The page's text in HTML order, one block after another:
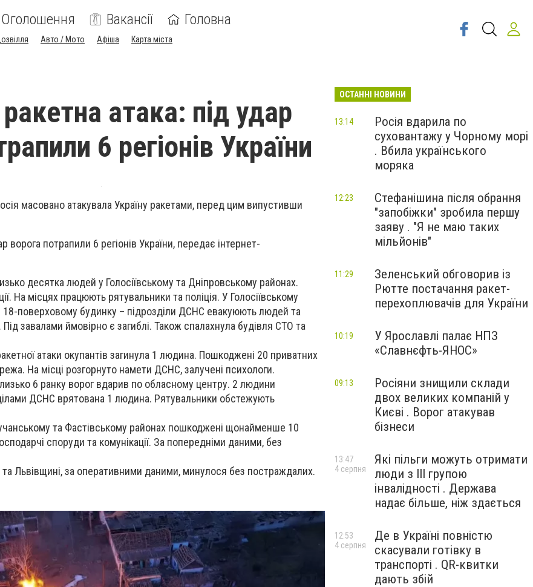
Оголошення Вакансії Головна
Авто / Мото Афіша Карта міста
атака: під удар
6 регіонів України
масовано атакувала Україну ракетами, перед цим випустивши
потрапили 6 регіонів України, передає інтернет-
десятка людей у Голосіївському та Дніпровському районах.
На місцях працюють рятувальники та поліція. У Голосіївському
18-поверховому будинку – підрозділи ДСНС евакуюють людей та
завалами ймовірно є загиблі. Також спалахнула будівля СТО та
атаки окупантів загинула 1 людина. Пошкоджені 20 приватних
На місці розгорнуто намети ДСНС, залучені психологи.
6 ранку ворог вдарив по обласному центру. 2 людини
ДСНС врятована 1 людина. Рятувальники обстежують
та Фастівському районах пошкоджені щонайменше 10
споруди та комунікації. За попередніми даними, без
Львівщині, за оперативними даними, минулося без постраждалих.
ОСТАННІ НОВИНИ
Росія вдарила по
суховантажу у Чорному морі
. Вбила українського
моряка
13:14
Стефанішина після обрання
"запобіжки" зробила першу
заяву . "Я не маю таких
мільйонів"
12:23
Зеленський обговорив із
Рютте постачання ракет-
перехоплювачів для України
11:29
У Ярославлі палає НПЗ
«Славнєфть-ЯНОС»
10:19
Росіяни знищили склади
двох великих компаній у
Києві . Ворог атакував
бізнеси
09:13
Які пільги можуть отримати
люди з III групою
інвалідності . Держава
надає більше, ніж здається
13:47
4 серпня
Де в Україні повністю
скасували готівку в
транспорті . QR-квитки
дають збій
12:53
4 серпня